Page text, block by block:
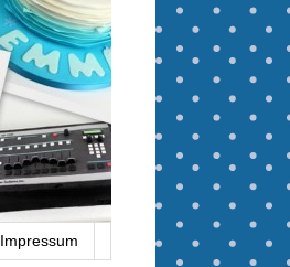
Impressum